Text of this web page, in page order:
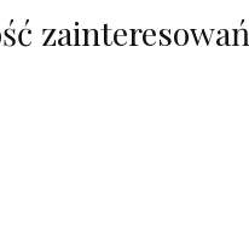
zainteresowań